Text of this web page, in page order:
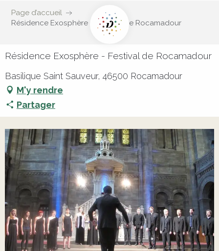
Page d’accueil
Résidence Exosphère - Festival de Rocamadour
Résidence Exosphère - Festival de Rocamadour
Basilique Saint Sauveur, 46500 Rocamadour
M'y rendre
Partager